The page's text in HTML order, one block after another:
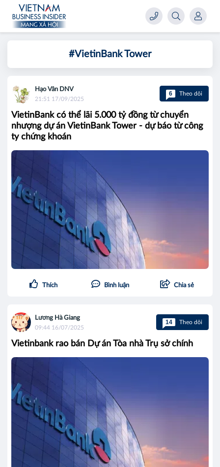
#VietinBank Tower
Hạo Vân DNV
21:51 17/09/2025
6 Theo dõi
VietinBank có thể lãi 5.000 tỷ đồng từ chuyển
nhượng dự án VietinBank Tower - dự báo từ công
ty chứng khoán
Thích Bình luận Chia sẻ
Lương Hà Giang
09:44 16/07/2025
14 Theo dõi
Vietinbank rao bán Dự án Tòa nhà Trụ sở chính